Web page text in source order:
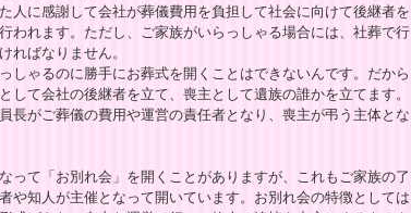
人に感謝して会社が葬儀費用を負担して社会に向けて後継者を
われます。ただし、ご家族がいらっしゃる場合には、社葬で行
ればなりません。
しゃるのに勝手にお葬式を開くことはできないんです。だから
して会社の後継者を立て、喪主として遺族の誰かを立てます。
長がご葬儀の費用や運営の責任者となり、喪主が弔う主体とな
って「お別れ会」を開くことがありますが、これもご家族の了
や知人が主催となって開いています。お別れ会の特徴としては